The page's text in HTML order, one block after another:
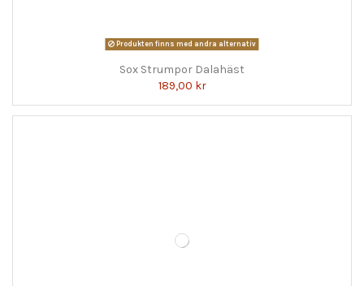
Produkten finns med andra alternativ
Sox Strumpor Dalahäst
189,00 kr